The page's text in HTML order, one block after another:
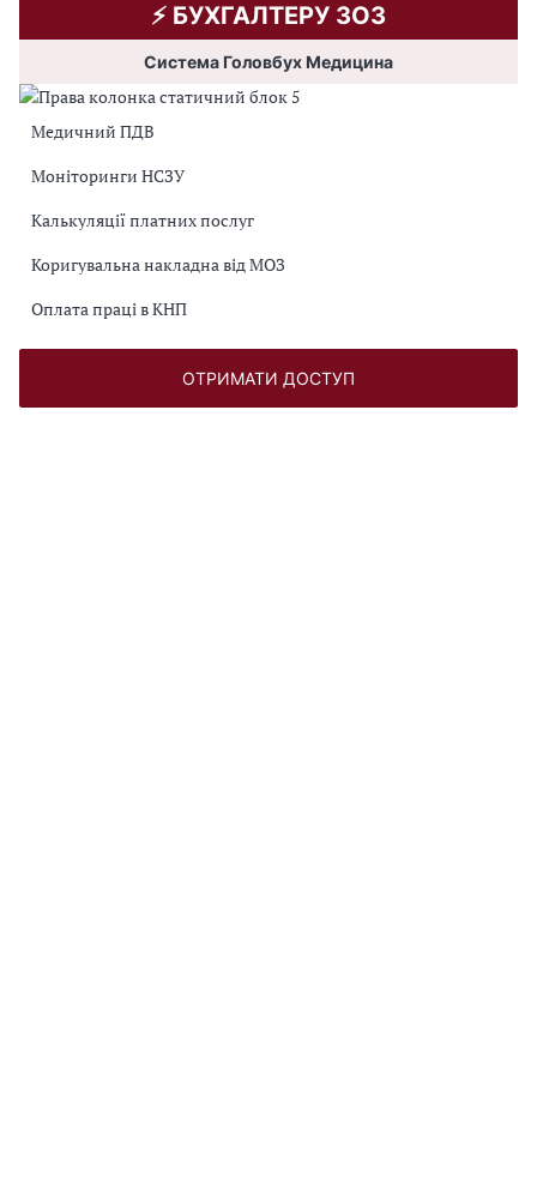
⚡️ БУХГАЛТЕРУ ЗОЗ
Система Головбух Медицина
Медичний ПДВ
Моніторинги НСЗУ
Калькуляції платних послуг
Коригувальна накладна від МОЗ
Оплата праці в КНП
ОТРИМАТИ ДОСТУП